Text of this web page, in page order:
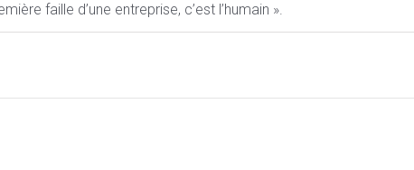
faille d’une entreprise, c’est l’humain ».